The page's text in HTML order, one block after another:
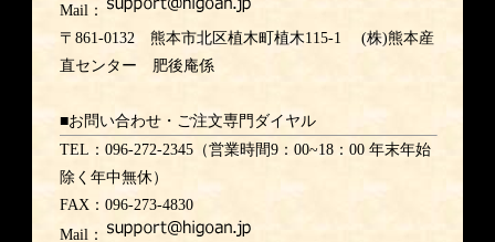
Mail：
〒861-0132 熊本市北区植木町植木115-1 (株)熊本産
直センター 肥後庵係
■お問い合わせ・ご注文専門ダイヤル
TEL：096-272-2345（営業時間9：00~18：00 年末年始
除く年中無休）
FAX：096-273-4830
Mail：